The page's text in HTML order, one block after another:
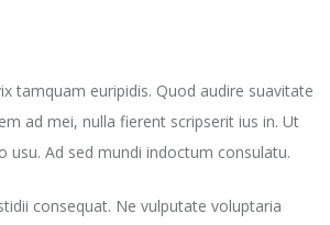
tamquam euripidis. Quod audire suavitate
ad mei, nulla fierent scripserit ius in. Ut
Ad sed mundi indoctum consulatu.
consequat. Ne vulputate voluptaria